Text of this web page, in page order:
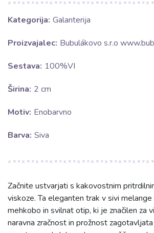
Kategorija: Galanterija
Proizvajalec: Bubulákovo s.r.o
Sestava: 100%VI
Širina: 2 cm
Motiv: Enobarvno
Barva: Siva
Začnite ustvarjati s kakovostnim
viskoze. Ta eleganten trak v sivi
mehkobo in svilnat otip, ki je značilen za
naravna zračnost in prožnost